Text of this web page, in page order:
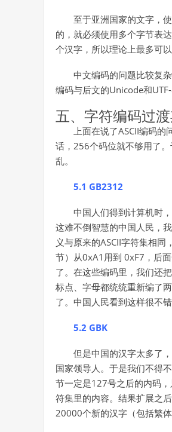
至于亚洲国家的文字，
的，就必须使用多个字节表
个汉字，所以理论上最多可
中文编码的问题比较复
编码与后文的Unicode和UTF-
五、字符编码过
上面在说了ASCII编码
话，256个码位就不够用了
乱。
5.1 GB2312
中国人们得到计算机时
这难不倒智慧的中国人民，
义与原来的ASCII字符集相
节）从0xA1用到 0xF7，后
了。在这些编码里，我们还
标点、字母都统统重新编了
了。中国人民看到这样很不
5.2 GBK
但是中国的汉字太多了
国家领导人。于是我们不得
节一定是127号之后的内码
符集里的内容。结果扩展之
20000个新的汉字（包括繁体